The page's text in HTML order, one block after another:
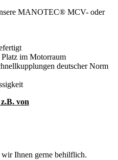
MANOTEC® MCV- oder
im Motorraum
deutscher Norm
von
Ihnen gerne behilflich.